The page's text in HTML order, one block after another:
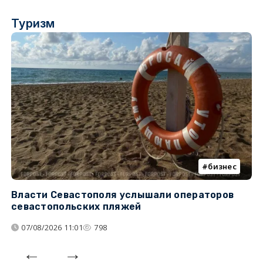
Туризм
бизнес
Власти Севастополя услышали операторов
севастопольских пляжей
07/08/2026 11:01 798